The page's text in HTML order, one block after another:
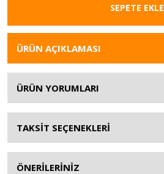
SEPETE EKLE
ÜRÜN AÇIKLAMASI
ÜRÜN YORUMLARI
TAKSİT SEÇENEKLERİ
ÖNERİLERİNİZ